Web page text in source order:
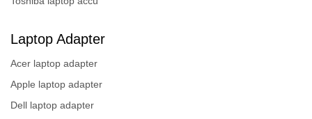
Laptop Adapter
Acer laptop adapter
Apple laptop adapter
Dell laptop adapter